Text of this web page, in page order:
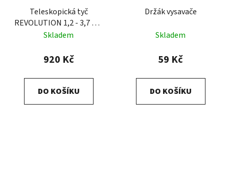
Teleskopická tyč
REVOLUTION 1,2 - 3,7 m -
zesílená
Skladem
920 Kč
DO KOŠÍKU
Držák vysavače
Skladem
59 Kč
DO KOŠÍKU